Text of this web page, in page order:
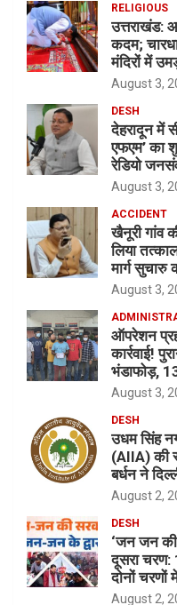
RELIGIOUS
उत्तराखंड:
कदम;
मंदिरों में
August 3,
DESH
देहरादून में
एफएम’ का
रेडियो
August 3,
ACCIDENT
खैनूरी गांव
लिया
मार्ग सुचारु
August 3,
ऑपरेशन
कार्रवाई!
भंडाफोड़,
August 3,
DESH
उधम सिंह
(AIIA) की
बर्धन ने
August 2,
DESH
‘जन जन की
दूसरा चरण:
दोनों चरणों
August 2,